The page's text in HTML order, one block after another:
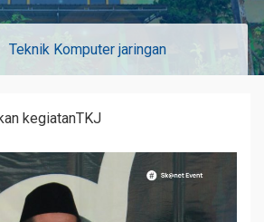
Teknik Komputer jaringan
kegiatanTKJ